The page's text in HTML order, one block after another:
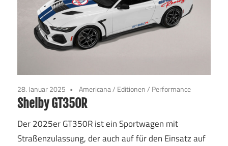
28. Januar 2025 Americana/ Editionen/ Performance
Shelby GT350R
Der 2025er GT350R ist ein Sportwagen mit
Straßenzulassung, der auch auf für den Einsatz auf